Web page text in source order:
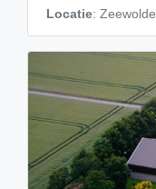
Locatie: Zeewolde